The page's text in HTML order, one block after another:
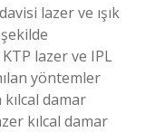
lazer ve ışık
lazer ve IPL
yöntemler
kılcal damar
kılcal damar